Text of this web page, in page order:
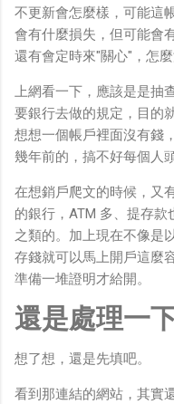
不更新會怎麼樣，可能這
會有什麼損失，但可能會
還有會定時來"關心"，怎麼
上網看一下，應該是是抽
要銀行去做的規定，目的
想想一個帳戶裡面沒有錢
幾年前的，搞不好每個人
在想銷戶爬文的時候，又
的銀行，ATM 多、提存款
之類的。加上現在不像是
存錢就可以馬上開戶這麼
準備一堆證明才給開。
還是處理一
想了想，還是先填吧。
看到那連結的網站，其實